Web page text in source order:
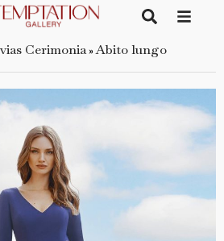
Cerimonia»Abito lungo